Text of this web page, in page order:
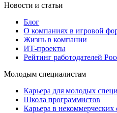
Новости и статьи
Блог
О компаниях в игровой
Жизнь в компании
ИТ-проекты
Рейтинг работодателей
Молодым специалистам
Карьера для молодых
Школа программистов
Карьера в некоммерческих